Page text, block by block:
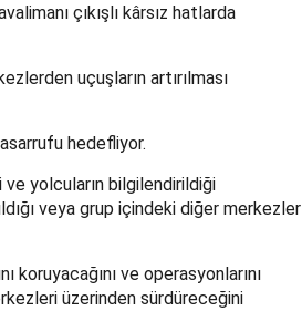
çıkışlı kârsız hatlarda
uçuşların artırılması
hedefliyor.
ve yolcuların bilgilendirildiği
veya grup içindeki diğer merkezler
koruyacağını ve operasyonlarını
üzerinden sürdüreceğini